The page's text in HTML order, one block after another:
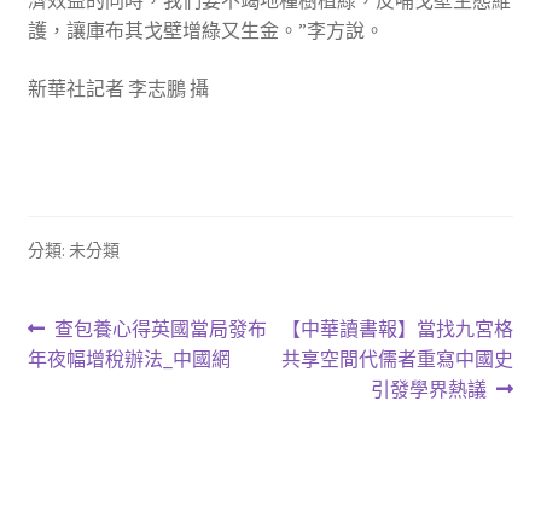
護，讓庫布其戈壁增綠又生金。”李方說。
新華社記者 李志鵬 攝
分類: 未分類
文
章
上
一
查包養心得英國當局發布
年夜幅增稅辦法_中國網
下
一
【中華讀書報】當找九宮格
共享空間代儒者重寫中國史
引發學界熱議